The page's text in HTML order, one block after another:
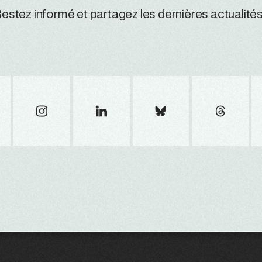
informé et partagez les dernières